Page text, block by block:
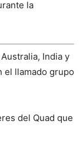
la
India y
el llamado grupo
del Quad que